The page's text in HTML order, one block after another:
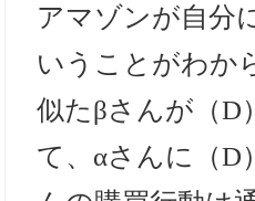
アマゾンが自分
いうことがわか
似たβさんが（D
て、αさんに（D